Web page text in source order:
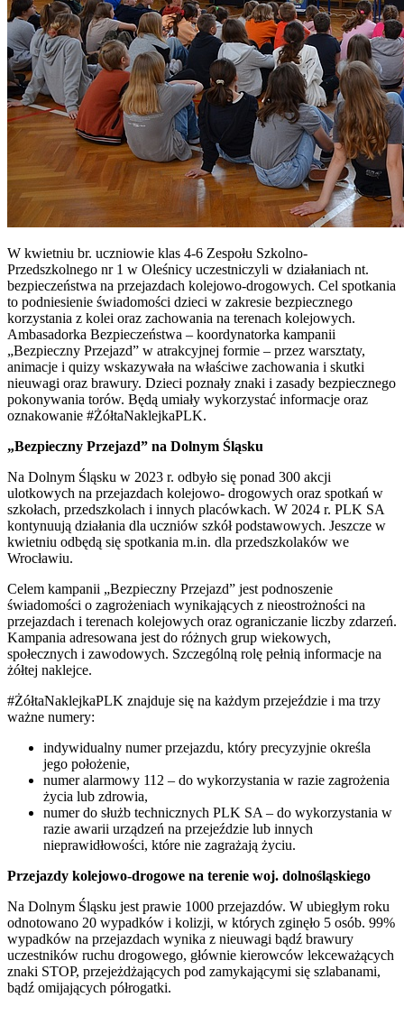
W kwietniu br. uczniowie klas 4-6 Zespołu Szkolno-
Przedszkolnego nr 1 w Oleśnicy uczestniczyli w działaniach nt.
bezpieczeństwa na przejazdach kolejowo-drogowych. Cel spotkania
to podniesienie świadomości dzieci w zakresie bezpiecznego
korzystania z kolei oraz zachowania na terenach kolejowych.
Ambasadorka Bezpieczeństwa – koordynatorka kampanii
„Bezpieczny Przejazd” w atrakcyjnej formie – przez warsztaty,
animacje i quizy wskazywała na właściwe zachowania i skutki
nieuwagi oraz brawury. Dzieci poznały znaki i zasady bezpiecznego
pokonywania torów. Będą umiały wykorzystać informacje oraz
oznakowanie #ŻółtaNaklejkaPLK.
„Bezpieczny Przejazd” na Dolnym Śląsku
Na Dolnym Śląsku w 2023 r. odbyło się ponad 300 akcji
ulotkowych na przejazdach kolejowo- drogowych oraz spotkań w
szkołach, przedszkolach i innych placówkach. W 2024 r. PLK SA
kontynuują działania dla uczniów szkół podstawowych. Jeszcze w
kwietniu odbędą się spotkania m.in. dla przedszkolaków we
Wrocławiu.
Celem kampanii „Bezpieczny Przejazd” jest podnoszenie
świadomości o zagrożeniach wynikających z nieostrożności na
przejazdach i terenach kolejowych oraz ograniczanie liczby zdarzeń.
Kampania adresowana jest do różnych grup wiekowych,
społecznych i zawodowych. Szczególną rolę pełnią informacje na
żółtej naklejce.
#ŻółtaNaklejkaPLK znajduje się na każdym przejeździe i ma trzy
ważne numery:
indywidualny numer przejazdu, który precyzyjnie określa
jego położenie,
numer alarmowy 112 – do wykorzystania w razie zagrożenia
życia lub zdrowia,
numer do służb technicznych PLK SA – do wykorzystania w
razie awarii urządzeń na przejeździe lub innych
nieprawidłowości, które nie zagrażają życiu.
Przejazdy kolejowo-drogowe na terenie woj. dolnośląskiego
Na Dolnym Śląsku jest prawie 1000 przejazdów. W ubiegłym roku
odnotowano 20 wypadków i kolizji, w których zginęło 5 osób. 99%
wypadków na przejazdach wynika z nieuwagi bądź brawury
uczestników ruchu drogowego, głównie kierowców lekceważących
znaki STOP, przejeżdżających pod zamykającymi się szlabanami,
bądź omijających półrogatki.